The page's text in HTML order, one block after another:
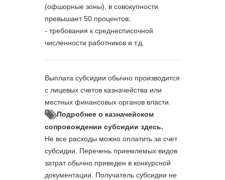
(офшорные зоны), в совокупности
превышает 50 процентов;
- требования к среднесписочной
численности работников и т.д.
Выплата субсидии обычно производится
с лицевых счетов казначейства или
местных финансовых органов власти.
Подробнее о казначейском
сопровождении субсидии здесь.
Не все расходы можно оплатить за счет
субсидии. Перечень приемлемых видов
затрат обычно приведен в конкурсной
документации. Получатель субсидии не